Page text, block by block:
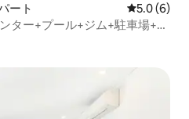
ート レビュー6
5.0 (6)
ター+プール+ジム+駐車場+サ